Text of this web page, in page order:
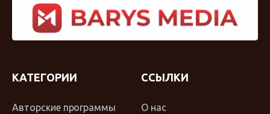
КАТЕГОРИИ
Авторские программы
ССЫЛКИ
О нас